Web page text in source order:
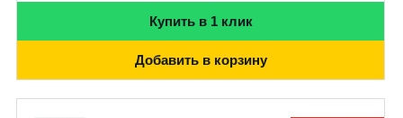
Купить в 1 клик
Добавить в корзину